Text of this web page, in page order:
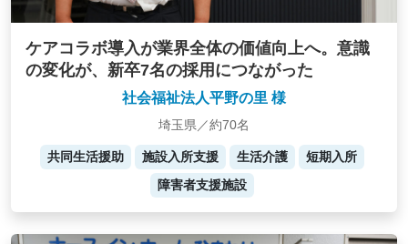
ケアコラボ導入が業界全体の価値向上へ。意識
の変化が、新卒7名の採用につながった
社会福祉法人平野の里 様
埼玉県／約70名
共同生活援助 施設入所支援 生活介護
短期入所
障害者支援施設